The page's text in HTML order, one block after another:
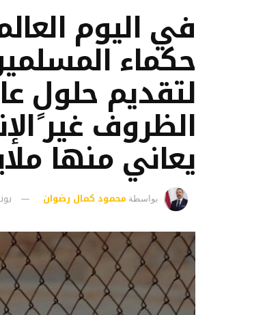
في اليوم
حكماء
لتقديم حلولٍ
الظروف غير
يعاني منها
بواسطة محمود كمال رضوان يونيو